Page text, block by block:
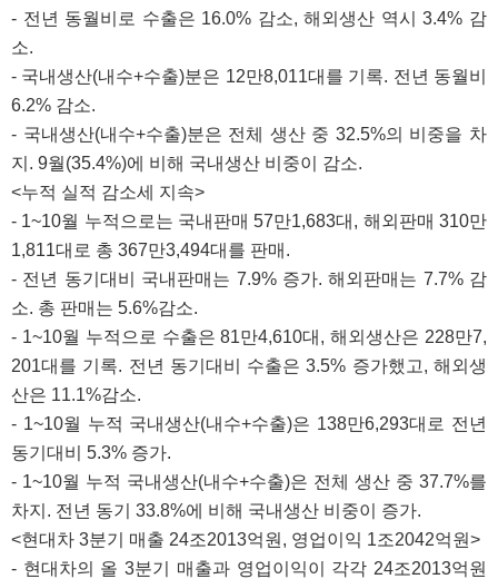
- 전년 동월비로 수출은 16.0% 감소, 해외생산 역시 3.4% 감
소.
- 국내생산(내수+수출)분은 12만8,011대를 기록. 전년 동월비
6.2% 감소.
- 국내생산(내수+수출)분은 전체 생산 중 32.5%의 비중을 차
지. 9월(35.4%)에 비해 국내생산 비중이 감소.
<누적 실적 감소세 지속>
- 1~10월 누적으로는 국내판매 57만1,683대, 해외판매 310만
1,811대로 총 367만3,494대를 판매.
- 전년 동기대비 국내판매는 7.9% 증가. 해외판매는 7.7% 감
소. 총 판매는 5.6%감소.
- 1~10월 누적으로 수출은 81만4,610대, 해외생산은 228만7,
201대를 기록. 전년 동기대비 수출은 3.5% 증가했고, 해외생
산은 11.1%감소.
- 1~10월 누적 국내생산(내수+수출)은 138만6,293대로 전년
동기대비 5.3% 증가.
- 1~10월 누적 국내생산(내수+수출)은 전체 생산 중 37.7%를
차지. 전년 동기 33.8%에 비해 국내생산 비중이 증가.
<현대차 3분기 매출 24조2013억원, 영업이익 1조2042억원>
- 현대차의 올 3분기 매출과 영업이익이 각각 24조2013억원